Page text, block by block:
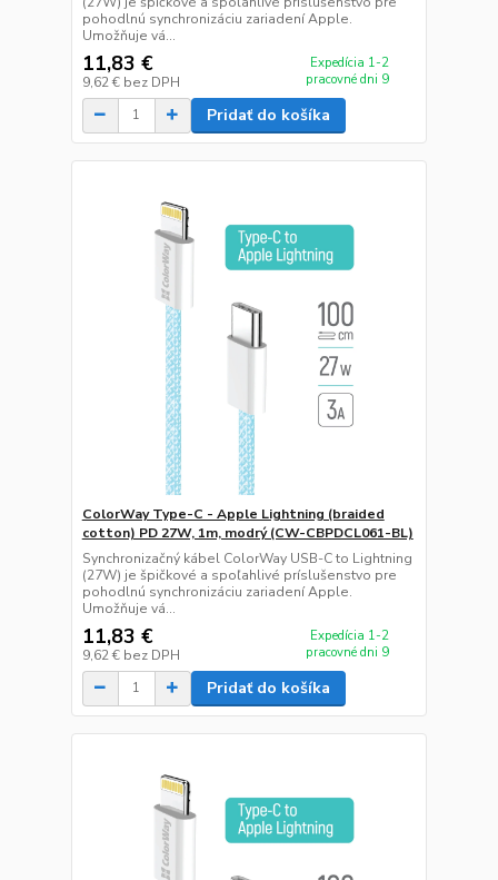
pohodlnú synchronizáciu zariadení Apple.
Umožňuje vá...
11,83 €
9,62 € bez DPH
Expedícia 1-2
pracovné dni 9
Pridať do košíka
ColorWay Type-C - Apple Lightning (braided
cotton) PD 27W, 1m, modrý (CW-CBPDCL061-BL)
Synchronizačný kábel ColorWay USB-C to Lightning
(27W) je špičkové a spoľahlivé príslušenstvo pre
pohodlnú synchronizáciu zariadení Apple.
Umožňuje vá...
11,83 €
9,62 € bez DPH
Expedícia 1-2
pracovné dni 9
Pridať do košíka